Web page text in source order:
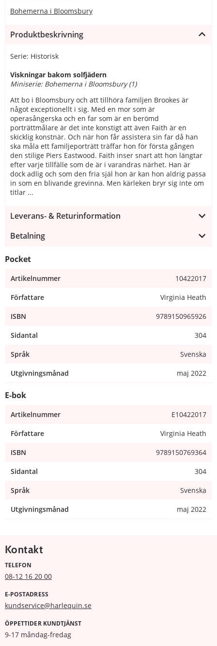
Bohemerna i Bloomsbury
Produktbeskrivning
Serie: Historisk
Viskningar bakom solfjädern
Miniserie: Bohemerna i Bloomsbury (1)
Att bo i Bloomsbury och att tillhöra familjen Brookes är
något exceptionellt i sig. Med en mor som är
operasångerska och en far som är en berömd
porträttmålare är det inte konstigt att även Faith är en
skicklig konstnär. Och när hon får assistera sin far då han
ska måla ett familjeporträtt träffar hon för första gången
den stilige Piers Eastwood. Faith inser snart att hon längtar
efter varje tillfälle som de är i varandras närhet. Han är
dock adlig och som den fria själ hon är kan hon aldrig passa
in som en blivande grevinna. Men kärleken bryr sig inte om
titlar ...
Leverans- & Returinformation
Betalning
Pocket
Artikelnummer 10422017
Författare Virginia Heath
ISBN 9789150965926
Sidantal 304
Språk Svenska
Utgivningsmånad maj 2022
E-bok
Artikelnummer E10422017
Författare Virginia Heath
ISBN 9789150769364
Sidantal 304
Språk Svenska
Utgivningsmånad maj 2022
Kontakt
TELEFON
08-12 16 20 00
E-POSTADRESS
kundservice@harlequin.se
ÖPPETTIDER KUNDTJÄNST
9-17 måndag-fredag